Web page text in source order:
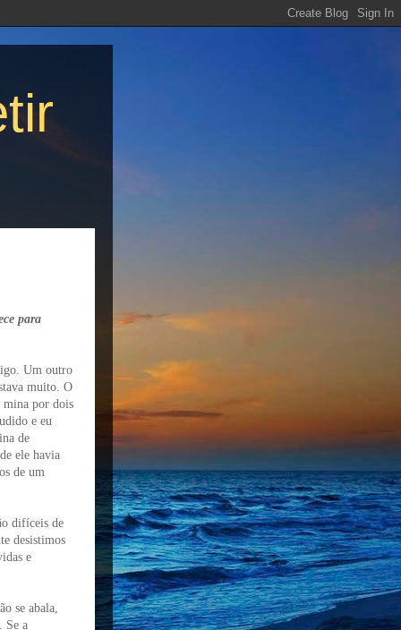
para
Um outro
muito. O
mina por dois
e eu
de
ele havia
de um
difíceis de
desistimos
e
se abala,
Se a